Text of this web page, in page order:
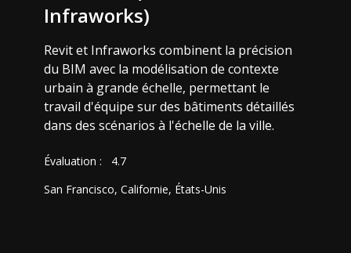
Infraworks)
Revit et Infraworks combinent la précision
du BIM avec la modélisation de contexte
urbain à grande échelle, permettant le
travail d'équipe sur des bâtiments détaillés
dans des scénarios à l'échelle de la ville.
Évaluation :
4.7
San Francisco, Californie, États-Unis